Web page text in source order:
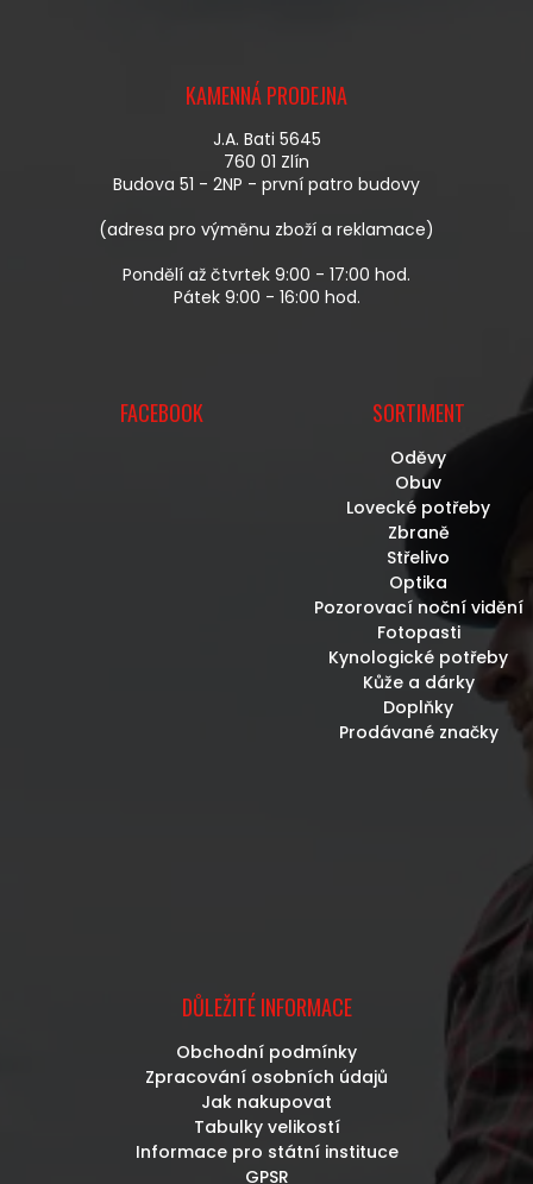
Í
P
R
V
K
V
P
I
KAMENNÁ PRODEJNA
J.A. Bati 5645
760 01 Zlín
Budova 51 - 2NP - první patro budovy
(adresa pro výměnu zboží a reklamace)
Pondělí až čtvrtek 9:00 - 17:00 hod.
Pátek 9:00 - 16:00 hod.
FACEBOOK SORTIMENT
Oděvy
Obuv
Lovecké potřeby
Zbraně
Střelivo
Optika
Pozorovací noční vidění
Fotopasti
Kynologické potřeby
Kůže a dárky
Doplňky
Prodávané značky
DŮLEŽITÉ INFORMACE
Obchodní podmínky
Zpracování osobních údajů
Jak nakupovat
Tabulky velikostí
Informace pro státní instituce
GPSR